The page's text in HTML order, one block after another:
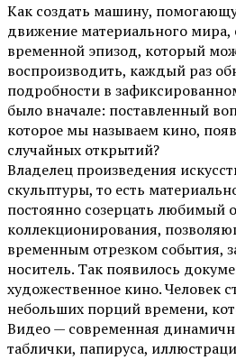
Как создать машину,
движение материального мира,
временной эпизод, который
воспроизводить, каждый раз
подробности в
было вначале: поставленный
которое мы называем кино,
случайных открытий?
Владелец произведения
скульптуры, то есть
постоянно созерцать любимый
коллекционирования,
временным отрезком события,
носитель. Так появилось
художественное кино. Человек
небольших порций времени,
Видео — современная
таблички, папируса,